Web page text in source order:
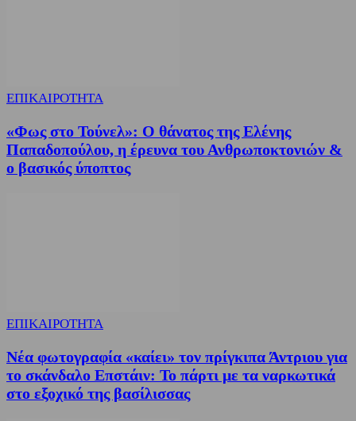
ΕΠΙΚΑΙΡΟΤΗΤΑ
«Φως στο Τούνελ»: Ο θάνατος της Ελένης
Παπαδοπούλου, η έρευνα του Ανθρωποκτονιών &
ο βασικός ύποπτος
ΕΠΙΚΑΙΡΟΤΗΤΑ
Νέα φωτογραφία «καίει» τον πρίγκιπα Άντριου για
το σκάνδαλο Επστάιν: Το πάρτι με τα ναρκωτικά
στο εξοχικό της βασίλισσας